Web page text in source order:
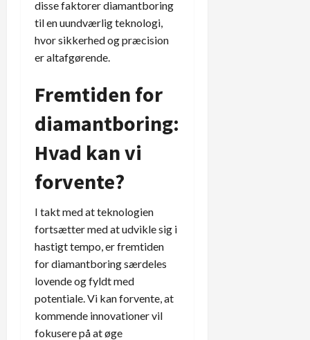
disse faktorer diamantboring
til en uundværlig teknologi,
hvor sikkerhed og præcision
er altafgørende.
Fremtiden for
diamantboring:
Hvad kan vi
forvente?
I takt med at teknologien
fortsætter med at udvikle sig i
hastigt tempo, er fremtiden
for diamantboring særdeles
lovende og fyldt med
potentiale. Vi kan forvente, at
kommende innovationer vil
fokusere på at øge